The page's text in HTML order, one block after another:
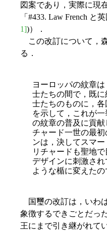
図案であり，実際に現
「#433. Law French と
1])）．
この改訂について，
る．
ヨーロッパの紋章
士たちの間で，既
士たちのものに，
を示して，これが
の紋章の普及に貢献
チャード一世の最
ンは，決してスマ
リチャードも聖地
デザインに刺激さ
ような楯に変えたの
国璽の改訂は，いわ
象徴するできごとだっ
王にまで引き継がれて